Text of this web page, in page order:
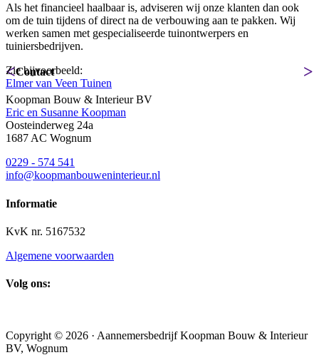
Als het financieel haalbaar is, adviseren wij onze klanten dan ook
om de tuin tijdens of direct na de verbouwing aan te pakken. Wij
werken samen met gespecialiseerde tuinontwerpers en
tuiniersbedrijven.
Zie bijvoorbeeld:
Elmer van Veen Tuinen
< >
Contact
Koopman Bouw & Interieur BV
Eric en Susanne Koopman
Oosteinderweg 24a
1687 AC Wognum
0229 - 574 541
info@koopmanbouweninterieur.nl
Informatie
KvK nr. 5167532
Algemene voorwaarden
Volg ons:
Copyright © 2026 · Aannemersbedrijf Koopman Bouw & Interieur
BV, Wognum